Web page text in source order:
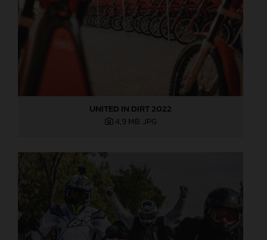
UNITED IN DIRT 2022
4,9 MB .JPG